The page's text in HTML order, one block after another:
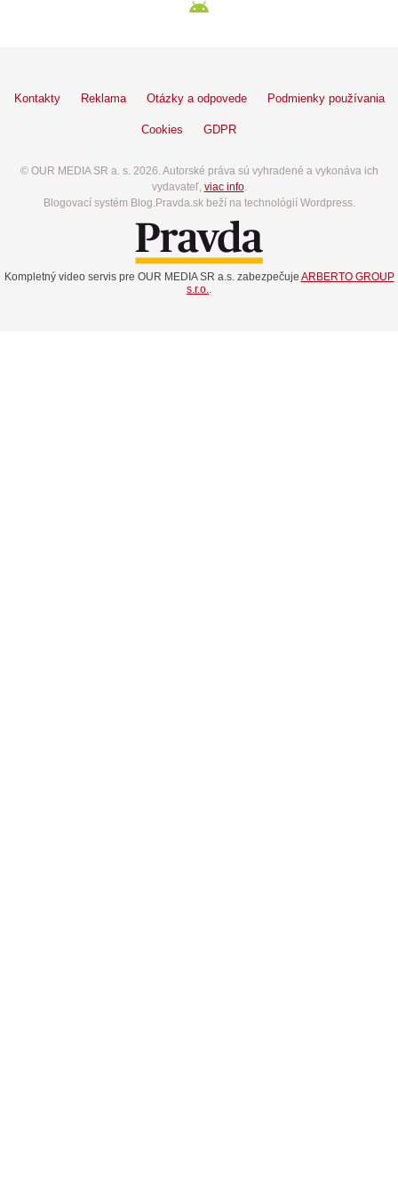
Kontakty Reklama Otázky a odpovede Podmienky používania
Cookies GDPR
© OUR MEDIA SR a. s. 2026. Autorské práva sú vyhradené a vykonáva ich
vydavateľ, viac info.
Blogovací systém Blog.Pravda.sk beží na technológií Wordpress.
Kompletný video servis pre OUR MEDIA SR a.s. zabezpečuje ARBERTO GROUP
s.r.o.